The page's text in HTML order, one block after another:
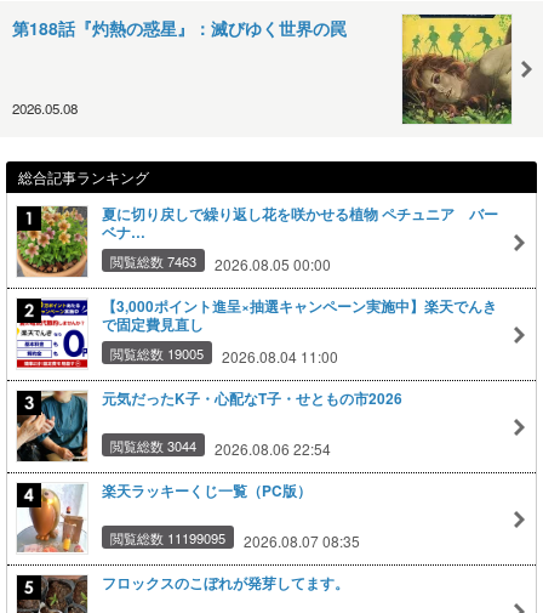
第188話『灼熱の惑星』：滅びゆく世界の罠
2026.05.08
総合記事ランキング
夏に切り戻しで繰り返し花を咲かせる植物 ペチュニア バー
ベナ…
閲覧総数 7463 2026.08.05 00:00
【3,000ポイント進呈×抽選キャンペーン実施中】楽天でんき
で固定費見直し
閲覧総数 19005 2026.08.04 11:00
元気だったK子・心配なT子・せともの市2026
閲覧総数 3044 2026.08.06 22:54
楽天ラッキーくじ一覧（PC版）
閲覧総数 11199095 2026.08.07 08:35
フロックスのこぼれが発芽してます。